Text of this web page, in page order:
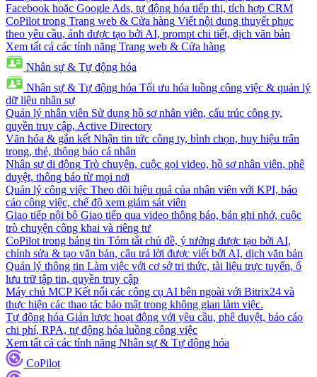
Facebook hoặc Google Ads, tự động hóa tiếp thị, tích hợp CRM
CoPilot trong Trang web & Cửa hàng Viết nội dung thuyết phục
theo yêu cầu, ảnh được tạo bởi AI, prompt chi tiết, dịch văn bản
Xem tất cả các tính năng Trang web & Cửa hàng
Nhân sự & Tự động hóa
Nhân sự & Tự động hóa Tối ưu hóa luồng công việc & quản lý
dữ liệu nhân sự
Quản lý nhân viên Sử dụng hồ sơ nhân viên, cấu trúc công ty,
quyền truy cập, Active Directory
Văn hóa & gắn kết Nhận tin tức công ty, bình chọn, huy hiệu trân
trọng, thẻ, thông báo cá nhân
Nhân sự di động Trò chuyện, cuộc gọi video, hồ sơ nhân viên, phê
duyệt, thông báo từ mọi nơi
Quản lý công việc Theo dõi hiệu quả của nhân viên với KPI, báo
cáo công việc, chế độ xem giám sát viên
Giao tiếp nội bộ Giao tiếp qua video thông báo, bản ghi nhớ, cuộc
trò chuyện công khai và riêng tư
CoPilot trong bảng tin Tóm tắt chủ đề, ý tưởng được tạo bởi AI,
chỉnh sửa & tạo văn bản, câu trả lời được viết bởi AI, dịch văn bản
Quản lý thông tin Làm việc với cơ sở tri thức, tài liệu trực tuyến, ổ
lưu trữ tập tin, quyền truy cập
Máy chủ MCP Kết nối các công cụ AI bên ngoài với Bitrix24 và
thực hiện các thao tác bảo mật trong không gian làm việc.
Tự động hóa Giản lược hoạt động với yêu cầu, phê duyệt, báo cáo
chi phí, RPA, tự động hóa luồng công việc
Xem tất cả các tính năng Nhân sự & Tự động hóa
CoPilot